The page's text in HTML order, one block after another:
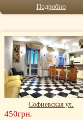
Подробно
Софиевская ул.
450грн.